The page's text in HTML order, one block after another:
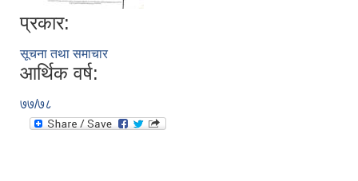
प्रकार:
सूचना तथा समाचार
आर्थिक वर्ष:
७७/७८